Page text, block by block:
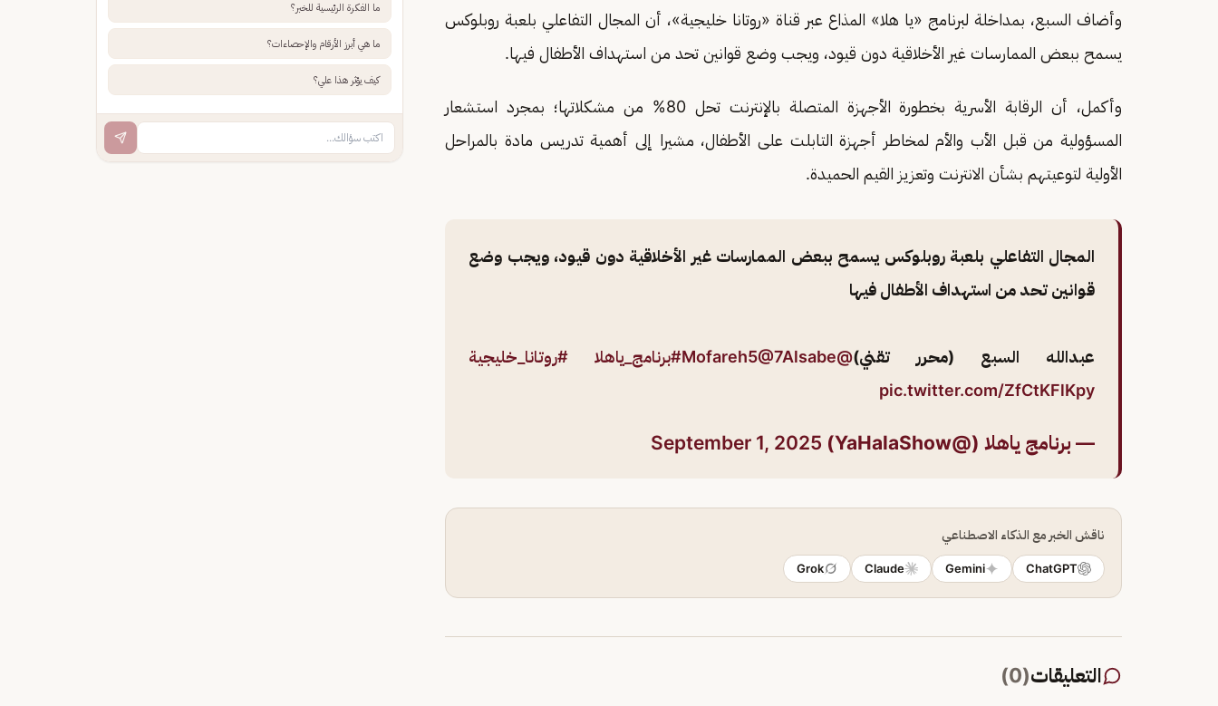
وأضاف السبع، بمداخلة لبرنامج «يا هلا» المذاع عبر قناة «روتانا خليجية»، أن المجال التفاعلي بلعبة روبلوكس
يسمح ببعض الممارسات غير الأخلاقية دون قيود، ويجب وضع قوانين تحد من استهداف الأطفال فيها.
وأكمل، أن الرقابة الأسرية بخطورة الأجهزة المتصلة بالإنترنت تحل 80% من مشكلاتها؛ بمجرد استشعار
المسؤولية من قبل الأب والأم لمخاطر أجهزة التابلت على الأطفال، مشيرا إلى أهمية تدريس مادة بالمراحل
الأولية لتوعيتهم بشأن الانترنت وتعزيز القيم الحميدة.
المجال التفاعلي بلعبة روبلوكس يسمح ببعض الممارسات غير الأخلاقية دون قيود، ويجب وضع
قوانين تحد من استهداف الأطفال فيها
عبدالله السبع (محرر تقني)@Mofareh5
@7Alsabe #برنامج_ياهلا
#روتانا_خليجية
pic.twitter.com/ZfCtKFlKpy
— برنامج ياهلا (@YaHalaShow) September 1, 2025
ناقش الخبر مع الذكاء الاصطناعي
ChatGPT
Gemini
Claude
Grok
التعليقات(
0
)
ما الفكرة الرئيسية للخبر؟
ما هي أبرز الأرقام والإحصاءات؟
كيف يؤثر هذا علي؟